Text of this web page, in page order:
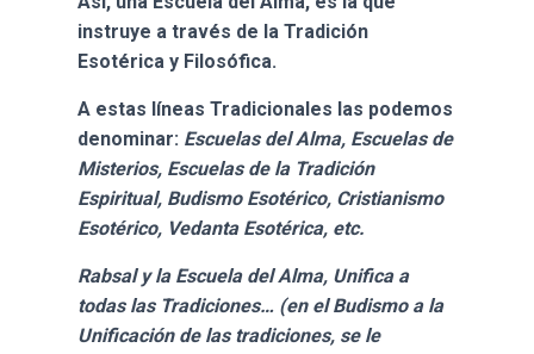
instruye a través de la Tradición
Esotérica y Filosófica.
A estas líneas Tradicionales las podemos
denominar: Escuelas del Alma, Escuelas de
Misterios, Escuelas de la Tradición
Espiritual, Budismo Esotérico, Cristianismo
Esotérico, Vedanta Esotérica, etc.
Rabsal y la Escuela del Alma, Unifica a
todas las Tradiciones… (en el Budismo a la
Unificación de las tradiciones, se le